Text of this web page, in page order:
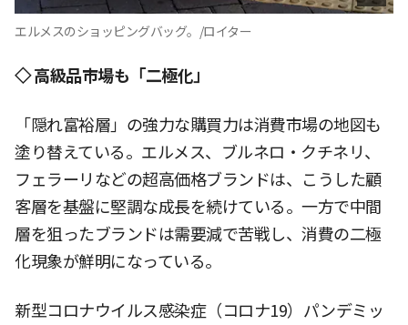
エルメスのショッピングバッグ。/ロイター
◇ 高級品市場も「二極化」
「隠れ富裕層」の強力な購買力は消費市場の地図も
塗り替えている。エルメス、ブルネロ・クチネリ、
フェラーリなどの超高価格ブランドは、こうした顧
客層を基盤に堅調な成長を続けている。一方で中間
層を狙ったブランドは需要減で苦戦し、消費の二極
化現象が鮮明になっている。
新型コロナウイルス感染症（コロナ19）パンデミッ